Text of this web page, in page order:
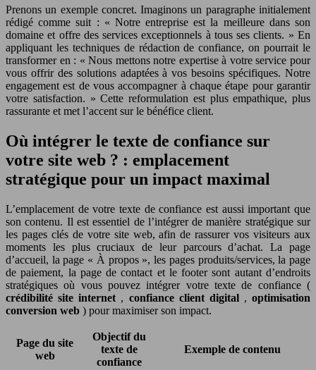
Prenons un exemple concret. Imaginons un paragraphe initialement
rédigé comme suit : « Notre entreprise est la meilleure dans son
domaine et offre des services exceptionnels à tous ses clients. » En
appliquant les techniques de rédaction de confiance, on pourrait le
transformer en : « Nous mettons notre expertise à votre service pour
vous offrir des solutions adaptées à vos besoins spécifiques. Notre
engagement est de vous accompagner à chaque étape pour garantir
votre satisfaction. » Cette reformulation est plus empathique, plus
rassurante et met l’accent sur le bénéfice client.
Où intégrer le texte de confiance sur
votre site web ? : emplacement
stratégique pour un impact maximal
L’emplacement de votre texte de confiance est aussi important que
son contenu. Il est essentiel de l’intégrer de manière stratégique sur
les pages clés de votre site web, afin de rassurer vos visiteurs aux
moments les plus cruciaux de leur parcours d’achat. La page
d’accueil, la page « À propos », les pages produits/services, la page
de paiement, la page de contact et le footer sont autant d’endroits
stratégiques où vous pouvez intégrer votre texte de confiance (
crédibilité site internet , confiance client digital , optimisation
conversion web ) pour maximiser son impact.
Page du site
web
Objectif du
texte de
confiance
Exemple de contenu